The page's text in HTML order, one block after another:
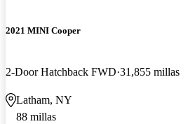
2021 MINI Cooper
2-Door Hatchback FWD 31,855 millas
Latham, NY
88 millas